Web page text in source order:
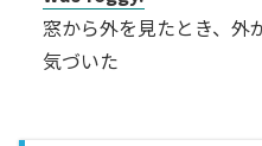
窓から外を見たとき、外
気づいた